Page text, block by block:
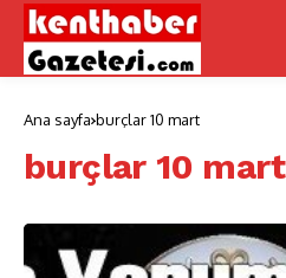
Ana sayfa burçlar 10 mart
burçlar 10 mart